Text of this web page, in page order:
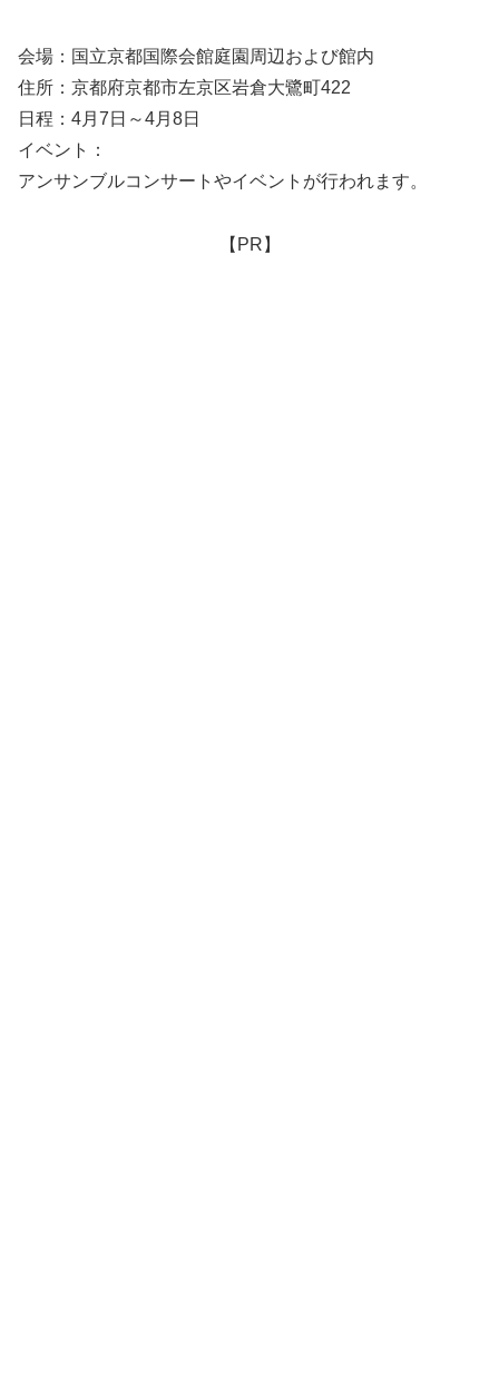
会場：国立京都国際会館庭園周辺および館内
住所：京都府京都市左京区岩倉大鷺町422
日程：4月7日～4月8日
イベント：
アンサンブルコンサートやイベントが行われます。
【PR】